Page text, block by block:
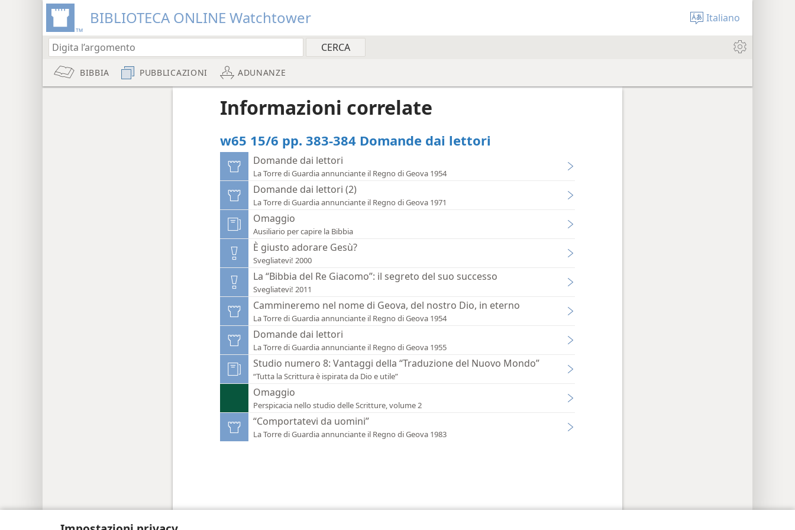
BIBLIOTECA ONLINE Watchtower Italiano
BIBBIA PUBBLICAZIONI ADUNANZE
Informazioni correlate
w65 15/6 pp. 383-384 Domande dai lettori
Domande dai lettori
La Torre di Guardia annunciante il Regno di Geova 1954
Domande dai lettori (2)
La Torre di Guardia annunciante il Regno di Geova 1971
Omaggio
Ausiliario per capire la Bibbia
È giusto adorare Gesù?
Svegliatevi! 2000
La “Bibbia del Re Giacomo”: il segreto del suo successo
Svegliatevi! 2011
Cammineremo nel nome di Geova, del nostro Dio, in eterno
La Torre di Guardia annunciante il Regno di Geova 1954
Domande dai lettori
La Torre di Guardia annunciante il Regno di Geova 1955
Studio numero 8: Vantaggi della “Traduzione del Nuovo Mondo”
“Tutta la Scrittura è ispirata da Dio e utile”
Omaggio
Perspicacia nello studio delle Scritture, volume 2
“Comportatevi da uomini”
La Torre di Guardia annunciante il Regno di Geova 1983